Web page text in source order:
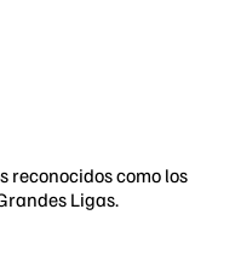
reconocidos como los
Ligas.